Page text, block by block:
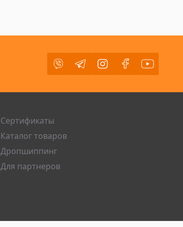
Viber TelegramInstagramFacebookYoutube
Сертификаты
Каталог товаров
Дропшиппинг
Для партнеров